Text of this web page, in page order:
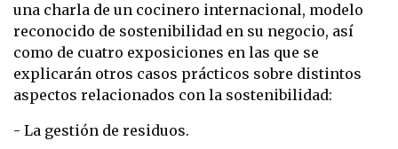
una charla de un cocinero internacional, modelo
reconocido de sostenibilidad en su negocio, así
como de cuatro exposiciones en las que se
explicarán otros casos prácticos sobre distintos
aspectos relacionados con la sostenibilidad:
- La gestión de residuos.